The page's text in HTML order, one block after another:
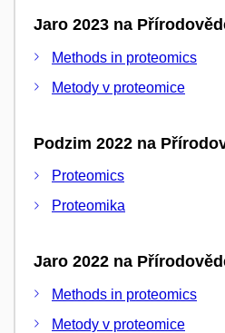
Jaro 2023 na
Methods in proteomics
Metody v proteomice
Podzim 2022 na
Proteomics
Proteomika
Jaro 2022 na
Methods in proteomics
Metody v proteomice